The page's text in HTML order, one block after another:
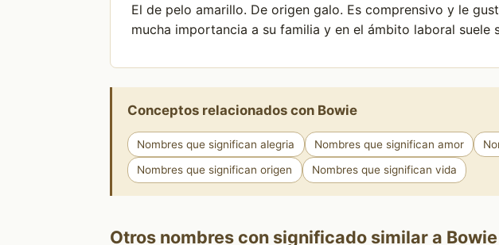
El de pelo amarillo. De origen galo. Es comprensivo y le
mucha importancia a su familia y en el ámbito laboral
Conceptos relacionados con Bowie
Nombres que significan alegria Nombres que significan amor
Nombres que significan origen Nombres que significan vida
Otros nombres con significado similar a Bowie